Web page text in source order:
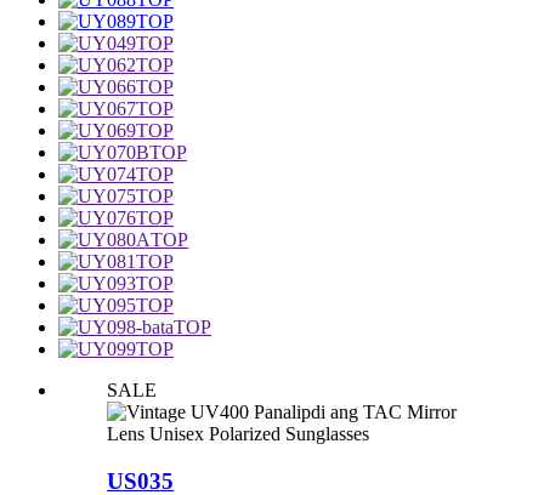
TOP
TOP
TOP
TOP
TOP
TOP
TOP
TOP
TOP
TOP
TOP
TOP
TOP
TOP
TOP
TOP
SALE
US035